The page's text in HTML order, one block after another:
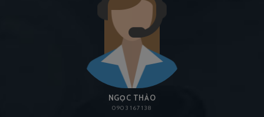
NGỌC THẢO
0903 167 138